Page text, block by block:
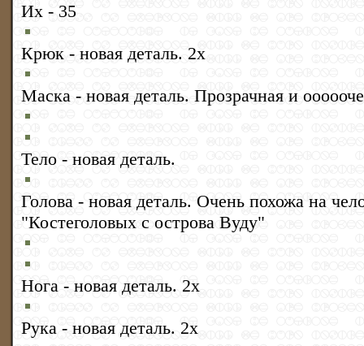
Их - 35
Крюк - новая деталь. 2х
Маска - новая деталь. Прозрачная и
Тело - новая деталь.
Голова - новая деталь. Очень похожа на
"Костеголовых с острова Вуду"
Нога - новая деталь. 2х
Рука - новая деталь. 2х